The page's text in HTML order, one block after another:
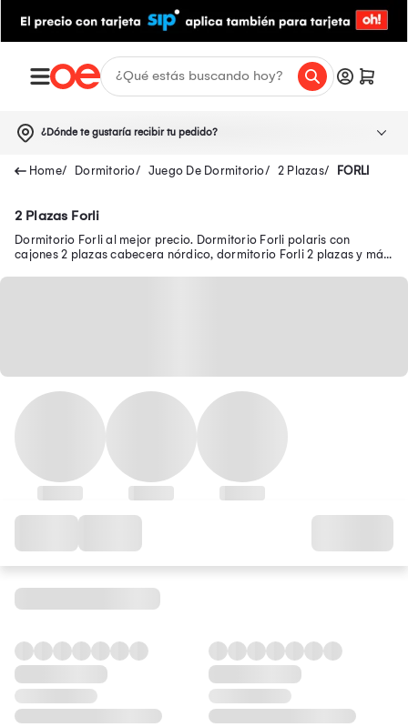
¿Dónde te gustaría recibir tu pedido?
Dormitorio Juego De Dormitorio 2 Plazas FORLI
2 Plazas Forli
Dormitorio Forli al mejor precio. Dormitorio Forli polaris con
cajones 2 plazas cabecera nórdico, dormitorio Forli 2 plazas y más